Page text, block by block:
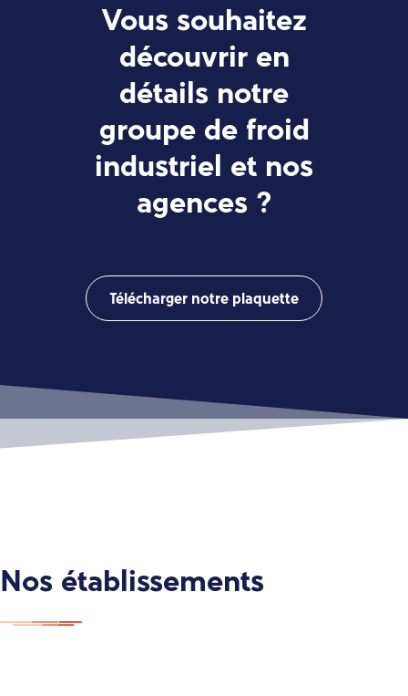
Vous souhaitez
découvrir en
détails notre
groupe de froid
industriel et nos
agences ?
Télécharger notre plaquette
Nos établissements